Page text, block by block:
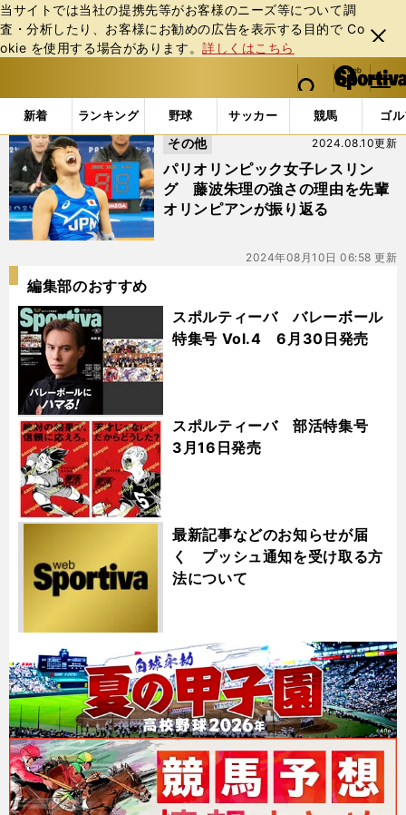
当サイトでは当社の提携先等がお客様のニーズ等について調
査・分析したり、お客様にお勧めの広告を表⽰する⽬的で Co
okie を使⽤する場合があります。詳しくはこちら
閉じ
る
web Sportiva (webスポルティーバ)
検索
マイペ
ー
ジ
メニュ
新着 ランキング 野球 サッカー 競馬 ゴ
b
ス
ポ
ル
テ
ィ
ー
バ
「#皆川博恵」の最新ニュース・ 情報
パリオリンピック女子レスリン
グ 藤波朱理の強さの理由を先輩
オリンピアンが振り返る
2024.08.10更新
その他
2024年08月10日 06:58 更新
編集部のおすすめ
スポルティーバ バレーボール
特集号 Vol.4 6月30日発売
スポルティーバ 部活特集号
3月16日発売
最新記事などのお知らせが届
く プッシュ通知を受け取る方
法について